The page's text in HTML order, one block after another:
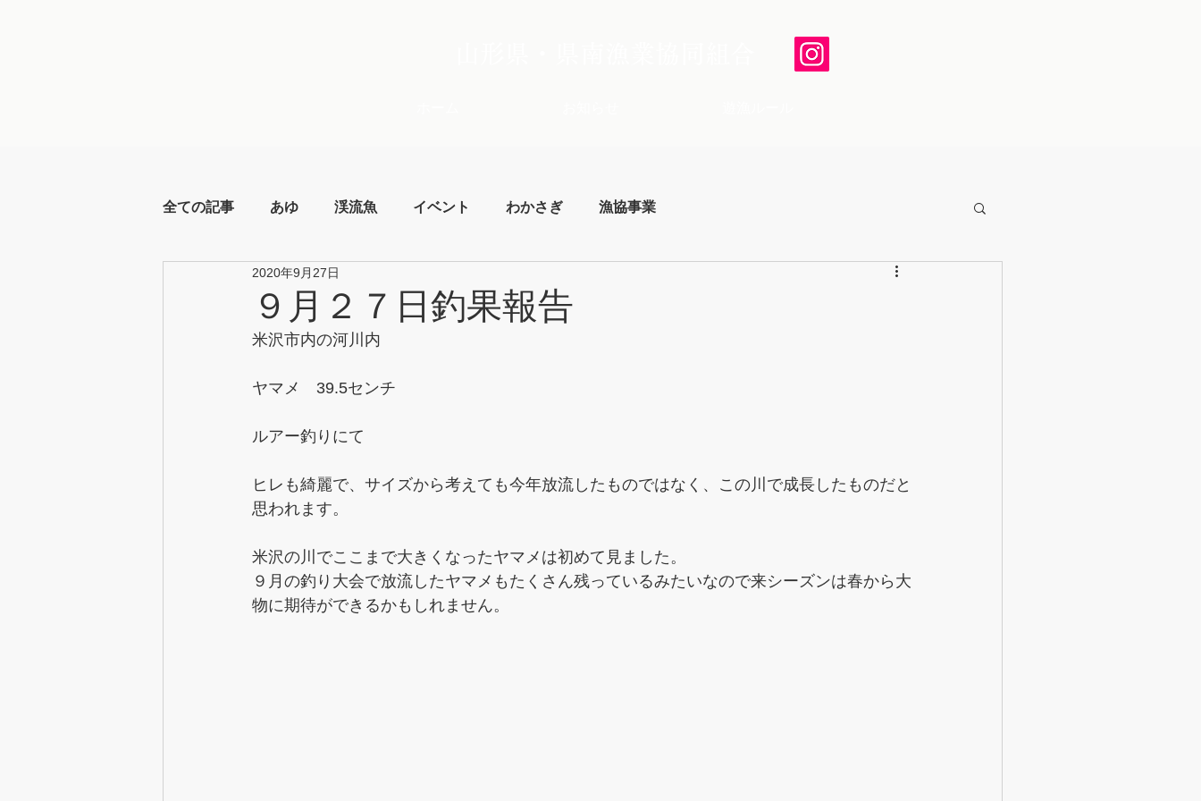
全ての記事 あゆ 渓流魚 イベント わかさぎ 漁協事業
９月２７日釣果報告
2020年9月27日
米沢市内の河川内
ヤマメ　39.5センチ
ルアー釣りにて
ヒレも綺麗で、サイズから考えても今年放流したものではなく、この川で成長したものだと
思われます。
米沢の川でここまで大きくなったヤマメは初めて見ました。
９月の釣り大会で放流したヤマメもたくさん残っているみたいなので来シーズンは春から大
物に期待ができるかもしれません。